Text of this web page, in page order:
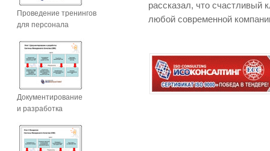
рассказал, что счастливый
любой современной
Проведение тренингов
для персонала
Документирование
и разработка